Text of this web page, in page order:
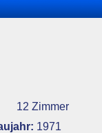
12 Zimmer
1971